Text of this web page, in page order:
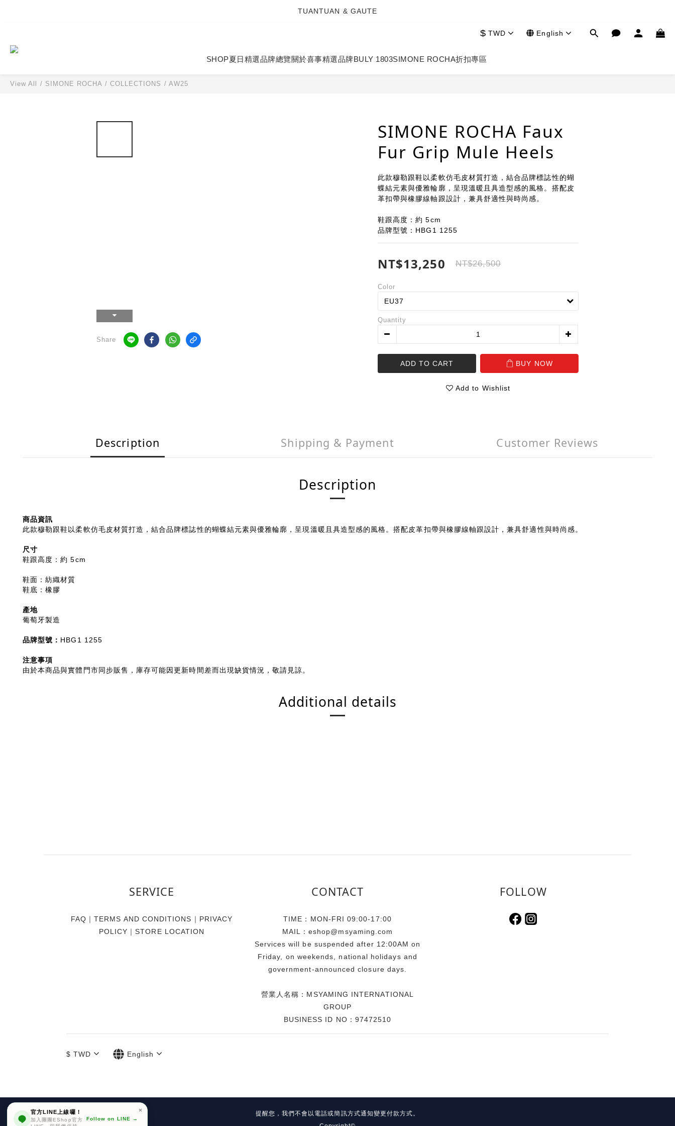
官方LINE上線囉！
加入團團EShop官方
Follow on LINE →
TUANTUAN & GAUTE
TUANTUAN & GAUTE
TUANTUAN & GAUTE
$ TWD English
SHOP夏日精選品牌總覽關於喜事精選品牌BULY 1803SIMONE ROCHA折扣專區
View All / SIMONE ROCHA / COLLECTIONS / AW25
Share
SIMONE ROCHA Faux
Fur Grip Mule Heels
此款穆勒跟鞋以柔軟仿毛皮材質打造，結合品牌標誌性的蝴
蝶結元素與優雅輪廓，呈現溫暖且具造型感的風格。搭配皮
革扣帶與橡膠線軸跟設計，兼具舒適性與時尚感。
鞋跟高度：約 5cm
品牌型號：HBG1 1255
NT$13,250 NT$26,500
Color
Quantity
ADD TO CART BUY NOW
Add to Wishlist
Description Shipping & Payment Customer Reviews
Description
商品資訊
此款穆勒跟鞋以柔軟仿毛皮材質打造，結合品牌標誌性的蝴蝶結元素與優雅輪廓，呈現溫暖且具造型感的風格。搭配皮革扣帶與橡膠線軸跟設計，兼具舒適性與時尚感。
尺寸
鞋跟高度：約 5cm
鞋面：紡織材質
鞋底：橡膠
產地
葡萄牙製造
品牌型號： HBG1 1255
注意事項
由於本商品與實體門市同步販售，庫存可能因更新時間差而出現缺貨情況，敬請見諒。
Additional details
SERVICE
FAQ ｜TERMS AND CONDITIONS ｜ PRIVACY
POLICY ｜STORE LOCATION
CONTACT
TIME：MON-FRI 09:00-17:00
MAIL：eshop@msyaming.com
Services will be suspended after 12:00AM on
Friday, on weekends, national holidays and
government-announced closure days.
營業人名稱：MSYAMING INTERNATIONAL
GROUP
BUSINESS ID NO：97472510
FOLLOW
$ TWD English
提醒您，我們不會以電話或簡訊方式通知變更付款方式。